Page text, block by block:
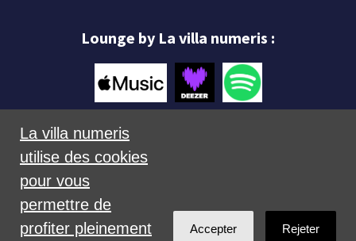
Lounge by La villa numeris :
La villa numeris
utilise des cookies
pour vous
permettre de
profiter pleinement
Accepter Rejeter